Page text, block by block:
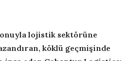
lojistik sektörüne
köklü geçmişinde